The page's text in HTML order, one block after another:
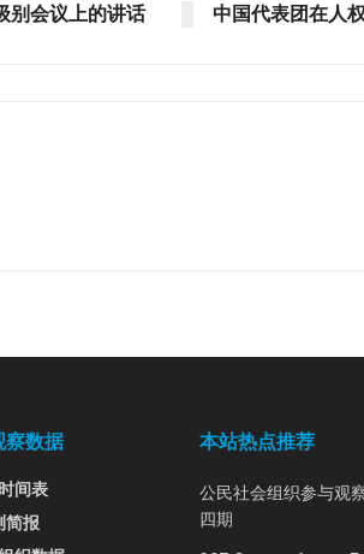
别会议上的讲话 中国代表团在人
察数据
间表
简报
本站热点推荐
公民社会组织参与观
四期